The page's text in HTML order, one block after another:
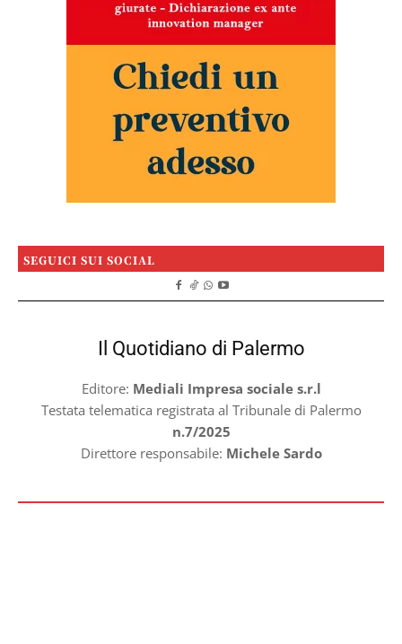
SEGUICI SUI SOCIAL
Il Quotidiano di Palermo
Editore: Mediali Impresa sociale s.r.l
Testata telematica registrata al Tribunale di Palermo
n.7/2025
Direttore responsabile: Michele Sardo